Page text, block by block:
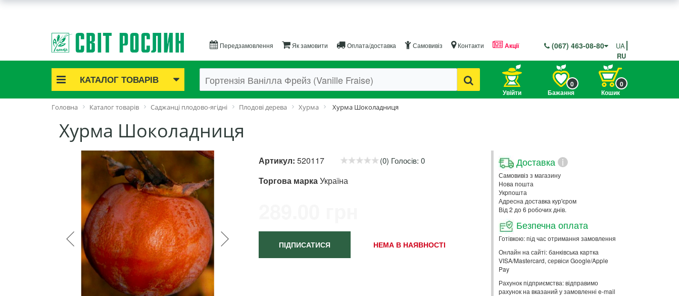
Передзамовлення Як замовити Оплата/доставка Самовивіз Контакти Акції (067) 463-08-80
UA
RU
КАТАЛОГ ТОВАРІВ
Акційні товари
Cаджанці троянд
Саджанці плодово-ягідні
Цибуля та часник
Насіннєва картопля
Насіння і розсада
Саджанці декоративні
Засоби захисту рослин
Добрива
Для кімнатних рослин
Для ландшафтного дизайну
Для поливу
Інструменти та інвентар
Увійти Бажання
0
Кошик
0
Головна Каталог товарів Саджанці плодово-ягідні Плодові дерева Хурма Хурма Шоколадниця
Хурма Шоколадниця
Артикул: 520117 (0) Голосів: 0
Торгова маркаУкраїна
ПІДПИСАТИСЯ НЕМА В НАЯВНОСТІ
Доставка i
Самовивіз з магазину
Нова пошта
Укрпошта
Адресна доставка кур'єром
Від 2 до 6 робочих днів.
Безпечна оплата
Готівкою: під час отримання замовлення
Онлайн на сайті: банківська картка
VISA/Mastercard, сервіси Google/Apple
Pay
Рахунок підприємства: відправимо
рахунок на вказаний у замовленні e-mail